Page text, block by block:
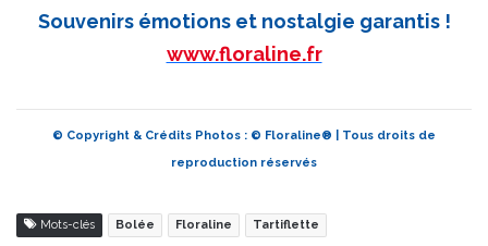
Souvenirs émotions et nostalgie garantis !
www.floraline.fr
© Copyright & Crédits Photos : © Floraline® | Tous droits de
reproduction réservés
Mots-clés Bolée Floraline Tartiflette